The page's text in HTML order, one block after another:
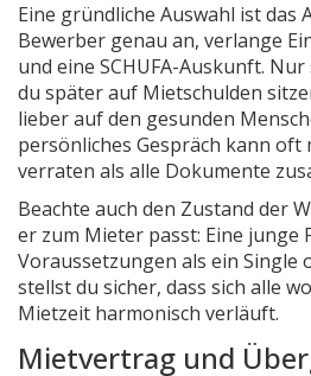
Eine gründliche Auswahl ist das
Bewerber genau an, verlange
und eine SCHUFA-Auskunft.
du später auf Mietschulden
lieber auf den gesunden
persönliches Gespräch kann
verraten als alle Dokumente
Beachte auch den Zustand der
er zum Mieter passt: Eine junge
Voraussetzungen als ein Single
stellst du sicher, dass sich alle
Mietzeit harmonisch verläuft.
Mietvertrag und